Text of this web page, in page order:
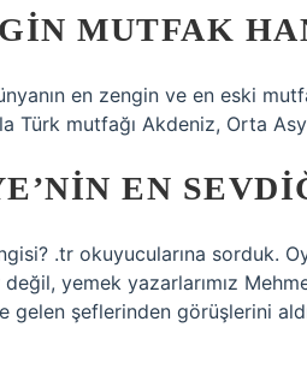
MUTFAK
en zengin ve en eski
Türk mutfağı Akdeniz, Orta
EN
.tr okuyucularına sorduk.
yemek yazarlarımız
gelen şeflerinden görüşlerini